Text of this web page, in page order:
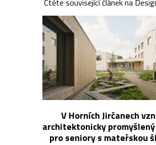
Čtěte související článek na
V Horních Jirčanech
architektonicky
pro seniory s mateřskou